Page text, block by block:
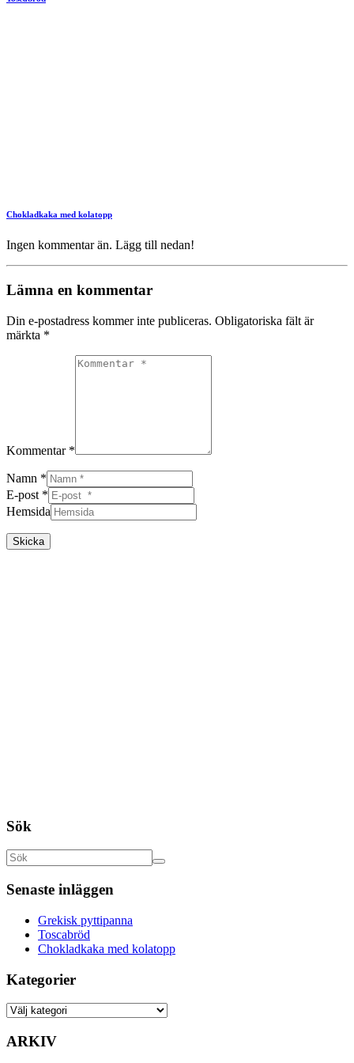
Chokladkaka med kolatopp
Ingen kommentar än. Lägg till nedan!
Lämna en kommentar
Din e-postadress kommer inte publiceras. Obligatoriska fält är
märkta *
Kommentar *
Namn *
E-post *
Hemsida
Skicka
Sök
Senaste inläggen
Grekisk pyttipanna
Toscabröd
Chokladkaka med kolatopp
Kategorier
ARKIV